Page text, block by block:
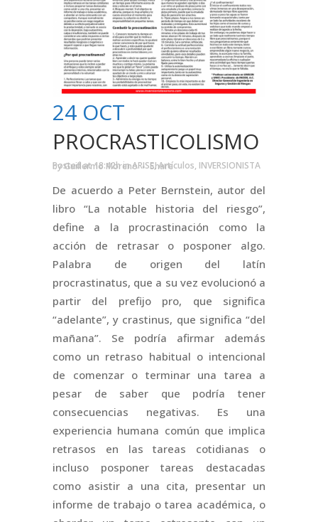
24 OCT
PROCRASTICOLISMO
Posted at 18:42hinARISE,Artículos, INVERSIONISTA
byGuillermo Moreno Share
De acuerdo a Peter Bernstein, autor del
libro “La notable historia del riesgo”,
define a la procrastinación como la
acción de retrasar o posponer algo.
Palabra de origen del latín
procrastinatus, que a su vez evolucionó a
partir del prefijo pro, que significa
“adelante”, y crastinus, que significa “del
mañana”. Se podría afirmar además
como un retraso habitual o intencional
de comenzar o terminar una tarea a
pesar de saber que podría tener
consecuencias negativas. Es una
experiencia humana común que implica
retrasos en las tareas cotidianas o
incluso posponer tareas destacadas
como asistir a una cita, presentar un
informe de trabajo o tarea académica, o